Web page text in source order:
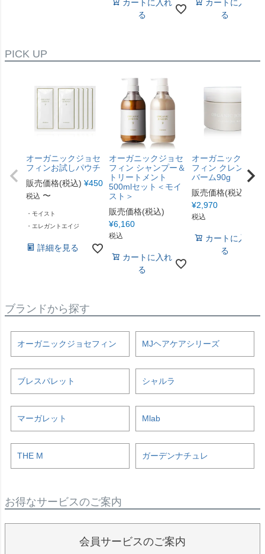
カートに入れ
る
カートに入れ
る
PICK UP
オーガニックジョセ
フィンお試しパウチ
販売価格(税込) ¥450
税込 〜
・モイスト
・エレガントエイジ
詳細を見る
オーガニックジョセ
フィン シャンプー＆
トリートメント
500mlセット＜モイ
スト＞
販売価格(税込)
¥6,160
税込
カートに入れ
る
オーガニックジョ
フィン クレンジン
バーム90g
販売価格(税込)
¥2,970
税込
カートに入れ
る
ブランドから探す
オーガニックジョセフィン MJヘアケアシリーズ
ブレスパレット シャルラ
マーガレット Mlab
THE M ガーデンナチュレ
お得なサービスのご案内
会員サービスのご案内